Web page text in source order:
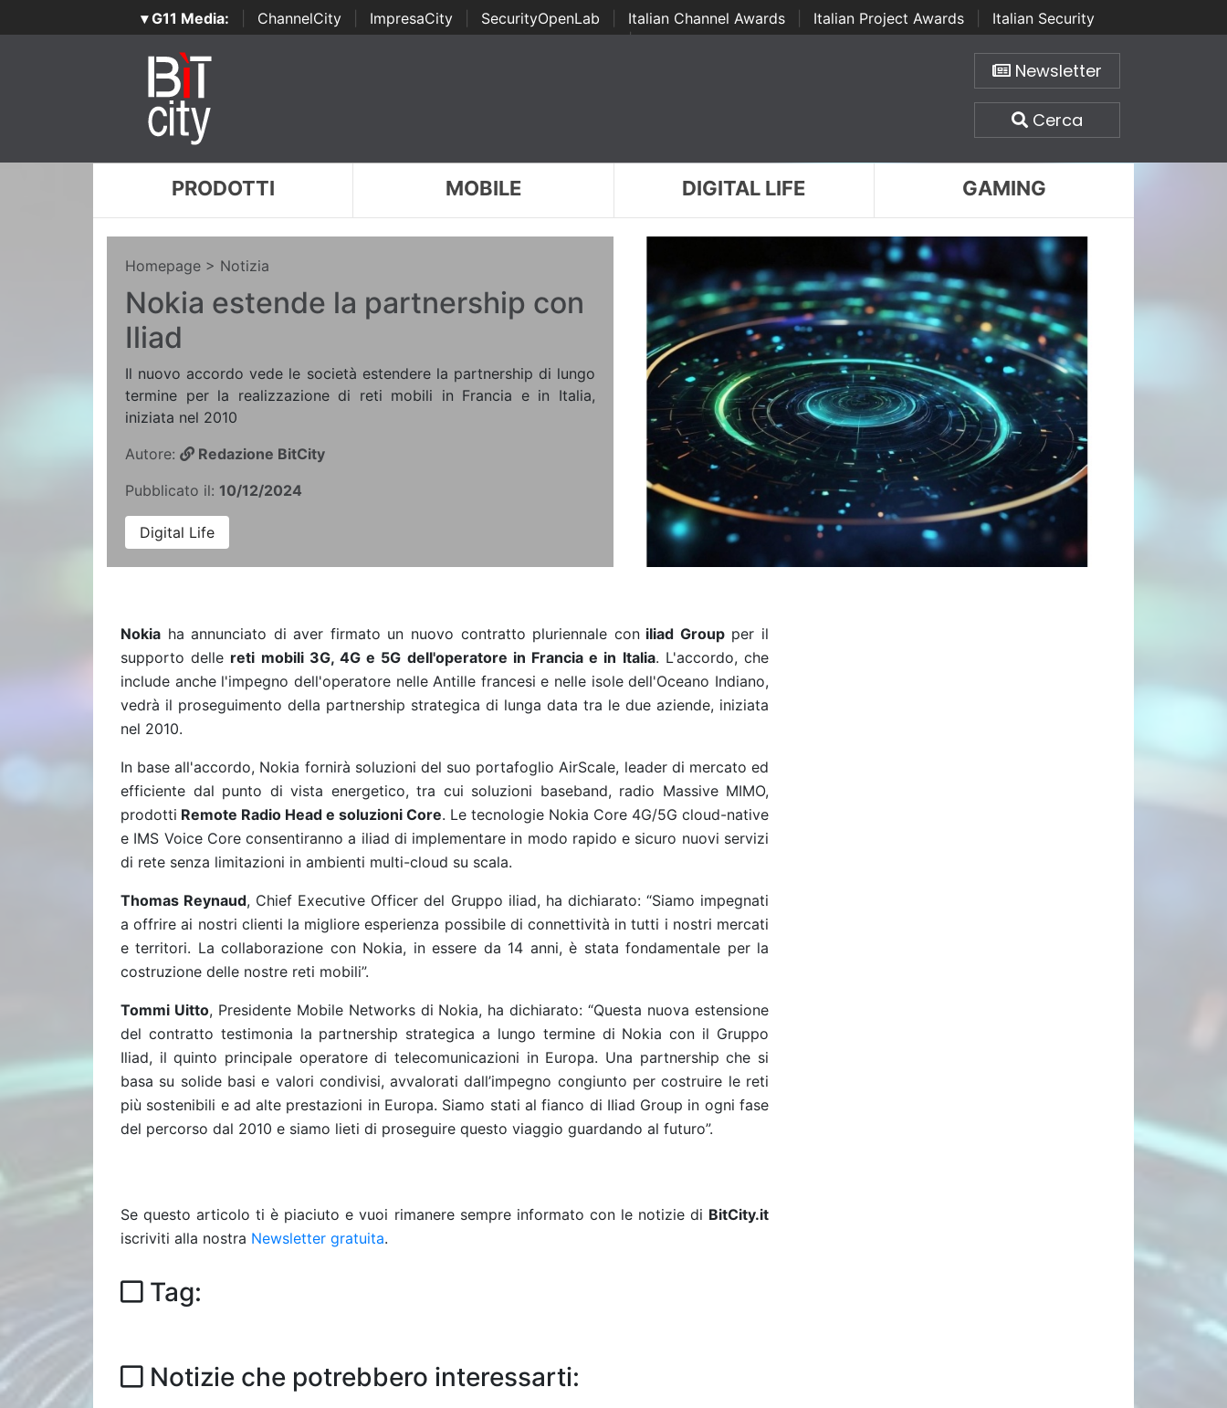
▾ G11 Media: ChannelCity ImpresaCity SecurityOpenLab Italian Channel Awards Italian Project Awards
Italian Security
Awards | ...
Newsletter
Cerca
PRODOTTI MOBILE DIGITAL LIFE GAMING
Homepage > Notizia
Nokia estende la partnership con
Iliad
Il nuovo accordo vede le società estendere la partnership di lungo
termine per la realizzazione di reti mobili in Francia e in Italia,
iniziata nel 2010
Autore:
Redazione BitCity
Pubblicato il: 10/12/2024
Digital Life
Nokia ha annunciato di aver firmato un nuovo contratto pluriennale coniIiad Groupper il
supporto delle reti mobili 3G, 4G e 5G dell'operatore in Francia e in Italia. L'accordo, che
include anche l'impegno dell'operatore nelle Antille francesi e nelle isole dell'Oceano Indiano,
vedrà il proseguimento della partnership strategica di lunga data tra le due aziende, iniziata
nel 2010.
In base all'accordo, Nokia fornirà soluzioni del suo portafoglio AirScale, leader di mercato ed
efficiente dal punto di vista energetico, tra cui soluzioni baseband, radio Massive MIMO,
prodotti Remote Radio Head e soluzioni Core. Le tecnologie Nokia Core 4G/5G cloud-native
e IMS Voice Core consentiranno a iliad di implementare in modo rapido e sicuro nuovi servizi
di rete senza limitazioni in ambienti multi-cloud su scala.
Thomas Reynaud, Chief Executive Officer del Gruppo iliad, ha dichiarato: “Siamo impegnati
a offrire ai nostri clienti la migliore esperienza possibile di connettività in tutti i nostri mercati
e territori. La collaborazione con Nokia, in essere da 14 anni, è stata fondamentale per la
costruzione delle nostre reti mobili”.
Tommi Uitto, Presidente Mobile Networks di Nokia, ha dichiarato: “Questa nuova estensione
del contratto testimonia la partnership strategica a lungo termine di Nokia con il Gruppo
Iliad, il quinto principale operatore di telecomunicazioni in Europa. Una partnership che si
basa su solide basi e valori condivisi, avvalorati dall’impegno congiunto per costruire le reti
più sostenibili e ad alte prestazioni in Europa. Siamo stati al fianco di IIiad Group in ogni fase
del percorso dal 2010 e siamo lieti di proseguire questo viaggio guardando al futuro”.
Se questo articolo ti è piaciuto e vuoi rimanere sempre informato con le notizie di BitCity.it
iscriviti alla nostra Newsletter gratuita.
Tag:
Notizie che potrebbero interessarti: